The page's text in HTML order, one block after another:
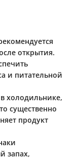
открытия.
и питательной
холодильнике,
существенно
продукт
запах,